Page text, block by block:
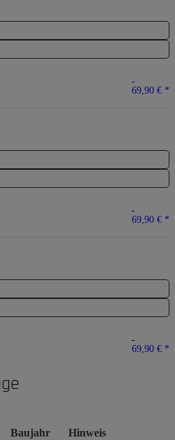
69,90 € *
69,90 € *
69,90 € *
Baujahr Hinweis